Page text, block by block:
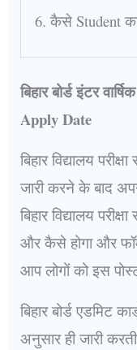
6. कैसे Student
बिहार बोर्ड इंटर
Apply Date
बिहार विद्यालय
जारी करने के बाद
बिहार विद्यालय
और कैसे होगा और
आप लोगों को इस
बिहार बोर्ड एडमिट
अनुसार ही जारी